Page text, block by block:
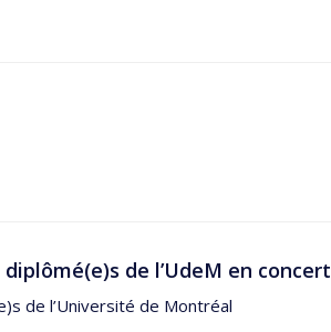
de l’UdeM en concert
de l’Université de Montréal